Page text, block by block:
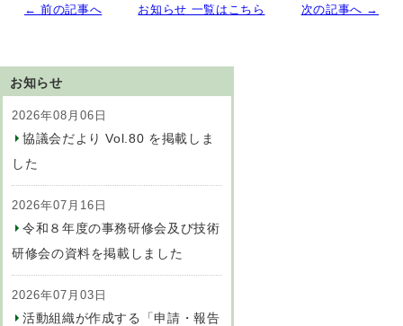
← 前の記事へ 次の記事へ →
お知らせ 一覧はこちら
お知らせ
2026年08月06日
協議会だより Vol.80 を掲載しま
した
2026年07月16日
令和８年度の事務研修会及び技術
研修会の資料を掲載しました
2026年07月03日
活動組織が作成する「申請・報告